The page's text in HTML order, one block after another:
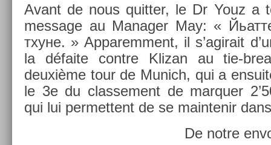
Avant de nous quitt­er, le Dr Youz a
mes­sage au Man­ag­er May: «
тхуне. » Ap­parem­ment, il s’agirait
la défaite con­tre Klizan au tie-
deuxième tour de Munich, qui a
le 3e du clas­se­ment de mar­qu­er
qui lui per­met­tent de se main­tenir
De notre